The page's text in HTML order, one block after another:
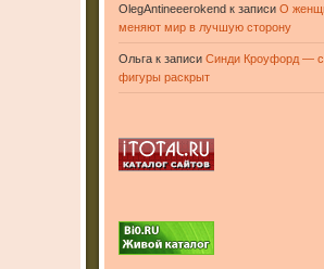
OlegAntineeerokend к записиО
меняют мир в лучшую сторону
Ольга к записиСинди Кроуфорд —
фигуры раскрыт